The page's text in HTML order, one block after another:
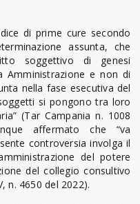
di prime cure secondo
assunta, che
soggettivo di genesi
Amministrazione e non di
nella fase esecutiva del
si pongono tra loro
(Tar Campania n. 1008
affermato che “va
controversia involga il
del potere
del collegio consultivo
n. 4650 del 2022).